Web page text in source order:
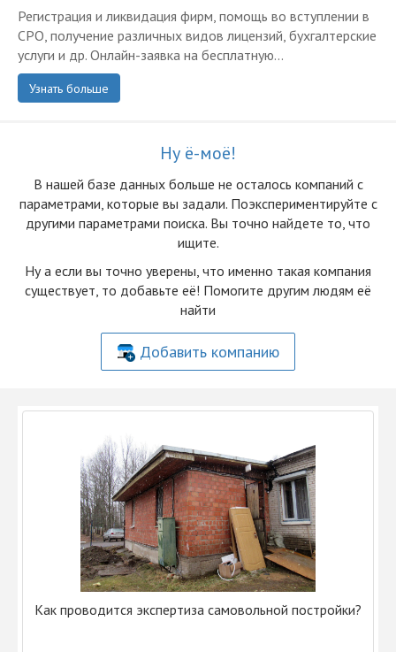
Регистрация и ликвидация фирм, помощь во вступлении в
СРО, получение различных видов лицензий, бухгалтерские
услуги и др. Онлайн-заявка на бесплатную...
Узнать больше
Ну ё-моё!
В нашей базе данных больше не осталоcь компаний с
параметрами, которые вы задали. Поэкспериментируйте с
другими параметрами поиска. Вы точно найдете то, что
ищите.
Ну а если вы точно уверены, что именно такая компания
существует, то добавьте её! Помогите другим людям её
найти
Добавить компанию
Как проводится экспертиза самовольной постройки?